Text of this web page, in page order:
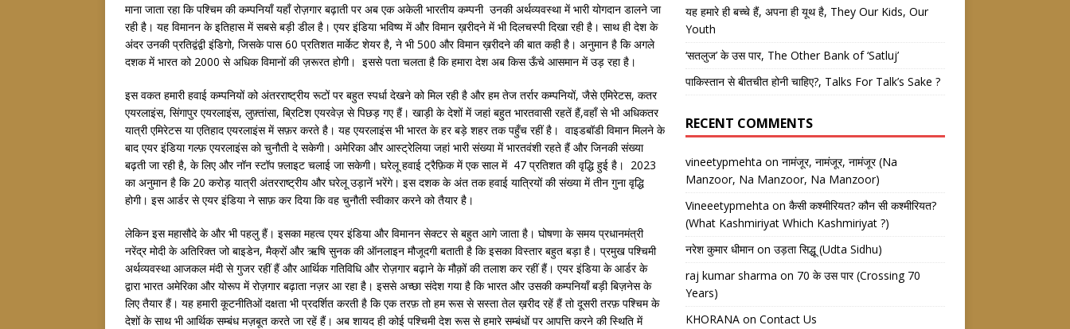
माना जाता रहा कि पश्चिम की कम्पनियाँ यहाँ रोज़गार बढ़ाती पर अब एक अकेली भारतीय कम्पनी उनकी अर्थव्यवस्था में भारी योगदान डालने जा
रही है। यह विमानन के इतिहास में सबसे बड़ी डील है। एयर इंडिया भविष्य में और विमान ख़रीदने में भी दिलचस्पी दिखा रही है। साथ ही देश के
अंदर उनकी प्रतिद्वंद्वी इंडिगो, जिसके पास 60 प्रतिशत मार्केट शेयर है, ने भी 500 और विमान ख़रीदने की बात कही है। अनुमान है कि अगले
दशक में भारत को 2000 से अधिक विमानों की ज़रूरत होगी। इससे पता चलता है कि हमारा देश अब किस ऊँचे आसमान में उड़ रहा है।
इस वकत हमारी हवाई कम्पनियों को अंतरराष्ट्रीय रूटों पर बहुत स्पर्धा देखने को मिल रही है और हम तेज तर्रार कम्पनियों, जैसे एमिरेटस, कतर
एयरलाइंस, सिंगापुर एयरलाइंस, लुफ़्तांसा, ब्रिटिश एयरवेज़ से पिछड़ गए हैं। खाड़ी के देशों में जहां बहुत भारतवासी रहतें हैं,वहाँ से भी अधिकतर
यात्री एमिरेटस या एतिहाद एयरलाइंस में सफ़र करते है। यह एयरलाइंस भी भारत के हर बड़े शहर तक पहुँच रहीं है। वाइडबॉडी विमान मिलने के
बाद एयर इंडिया गल्फ़ एयरलाइंस को चुनौती दे सकेगी। अमेरिका और आस्ट्रेलिया जहां भारी संख्या में भारतवंशी रहते हैं और जिनकी संख्या
बढ़ती जा रही है, के लिए और नॉन स्टॉप फ़्लाइट चलाई जा सकेगी। घरेलू हवाई ट्रैफ़िक में एक साल में 47 प्रतिशत की वृद्धि हुई है। 2023
का अनुमान है कि 20 करोड़ यात्री अंतरराष्ट्रीय और घरेलू उड़ानें भरेंगे। इस दशक के अंत तक हवाई यात्रियों की संख्या में तीन गुना वृद्धि
होगी। इस आर्डर से एयर इंडिया ने साफ़ कर दिया कि वह चुनौती स्वीकार करने को तैयार है।
लेकिन इस महासौदे के और भी पहलु हैं। इसका महत्व एयर इंडिया और विमानन सेक्टर से बहुत आगे जाता है। घोषणा के समय प्रधानमंत्री
नरेंद्र मोदी के अतिरिक्त जो बाइडेन, मैक्रों और ऋषि सुनक की ऑनलाइन मौजूदगी बताती है कि इसका विस्तार बहुत बड़ा है। प्रमुख पश्चिमी
अर्थव्यवस्था आजकल मंदी से गुजर रहीं हैं और आर्थिक गतिविधि और रोज़गार बढ़ाने के मौक़ों की तलाश कर रहीं हैं। एयर इंडिया के आर्डर के
द्वारा भारत अमेरिका और योरूप में रोज़गार बढ़ाता नज़र आ रहा है। इससे अच्छा संदेश गया है कि भारत और उसकी कम्पनियाँ बड़ी बिज़नेस के
लिए तैयार हैं। यह हमारी कूटनीतिओं दक्षता भी प्रदर्शित करती है कि एक तरफ़ तो हम रूस से सस्ता तेल ख़रीद रहें हैं तो दूसरी तरफ़ पश्चिम के
देशों के साथ भी आर्थिक सम्बंध मज़बूत करते जा रहें हैं। अब शायद ही कोई पश्चिमी देश रूस से हमारे सम्बंधों पर आपत्ति करने की स्थिति में
यह हमारे ही बच्चे हैं, अपना ही यूथ है, They Our Kids, Our
Youth
‘सतलुज’ के उस पार, The Other Bank of ‘Satluj’
पाकिस्तान से बीतचीत होनी चाहिए?, Talks For Talk’s Sake ?
RECENT COMMENTS
vineetypmehta on नामंजूर, नामंजूर, नामंजूर (Na
Manzoor, Na Manzoor, Na Manzoor)
Vineeetypmehta on कैसी कश्मीरियत? कौन सी कश्मीरियत?
(What Kashmiriyat Which Kashmiriyat ?)
नरेश कुमार धीमानon उड़ता सिद्धू (Udta Sidhu)
raj kumar sharma on 70 के उस पार (Crossing 70
Years)
KHORANAon Contact Us